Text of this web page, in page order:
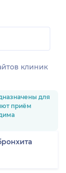
клиник
для
приём